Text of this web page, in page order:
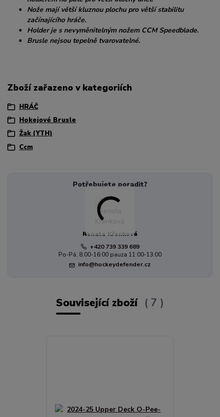
Nože mají větší kluznou plochu pro větší stabilitu
začínajícího hráče.
Holder je s nevyměnitelným nožem CCM Speedblade.
Brusle nejsou tepelně tvarovatelné.
Zboží zařazeno v kategoriích
HRÁČ
Hokejové Brusle
Žak (YTH)
Ccm
Potřebujete poradit?
Renata Křenková
+420 739 339 689
Po-Pá, 8:00-16:00 pauza 11:00-13:00
info@hockeydefender.cz
Související zboží 7